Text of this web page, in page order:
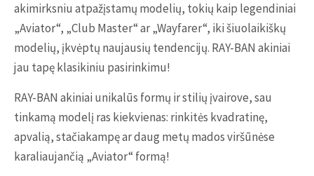
akimirksniu atpažįstamų modelių, tokių kaip legendiniai
„Aviator“, „Club Master“ ar „Wayfarer“, iki šiuolaikiškų
modelių, įkvėptų naujausių tendencijų. RAY-BAN akiniai
jau tapę klasikiniu pasirinkimu!
RAY-BAN akiniai unikalūs formų ir stilių įvairove, sau
tinkamą modelį ras kiekvienas: rinkitės kvadratinę,
apvalią, stačiakampę ar daug metų mados viršūnėse
karaliaujančią „Aviator“ formą!